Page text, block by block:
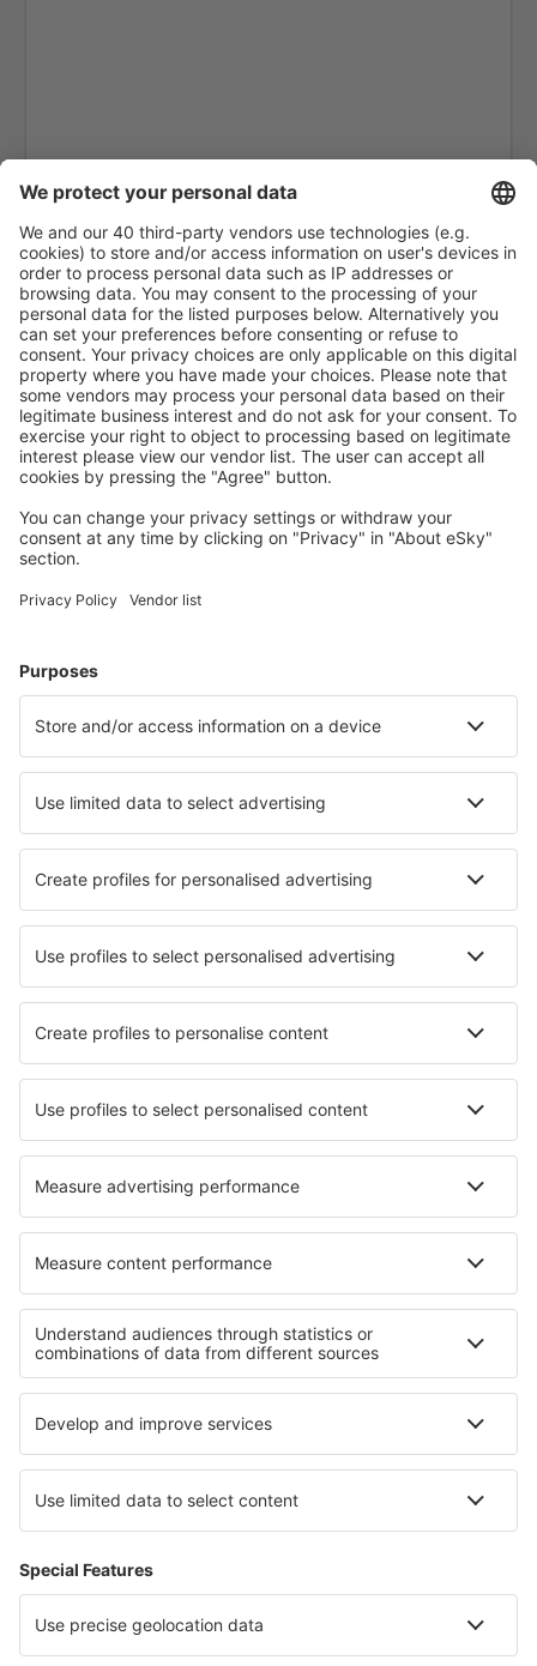
Leknes Airport (LKN)
Mehamn Airport (MEH)
Mo i Rana Rassvoll (MQN)
Molde Aro (MOL)
Mosjoen Airport (MJF)
Oslo
Namsos Airport (OSY)
Hovden Orsta-Volda (HOV)
Oslo
Roros Airport (RRS)
Rorvik Airport (RVK)
Rost Airport (RET)
Sandane Airport (SDN)
Skien Airport (SKE)
Sorkjosen Airport (SOJ)
Sandnessjoen Stokka (SSJ)
Stokmarknes Airport (SKN)
Stord Airport (SRP)
Longyear Svalbard (LYR)
Vadso Airport (VDS)
Vardo Airport (VAW)
Ålesund Vigra (AES)